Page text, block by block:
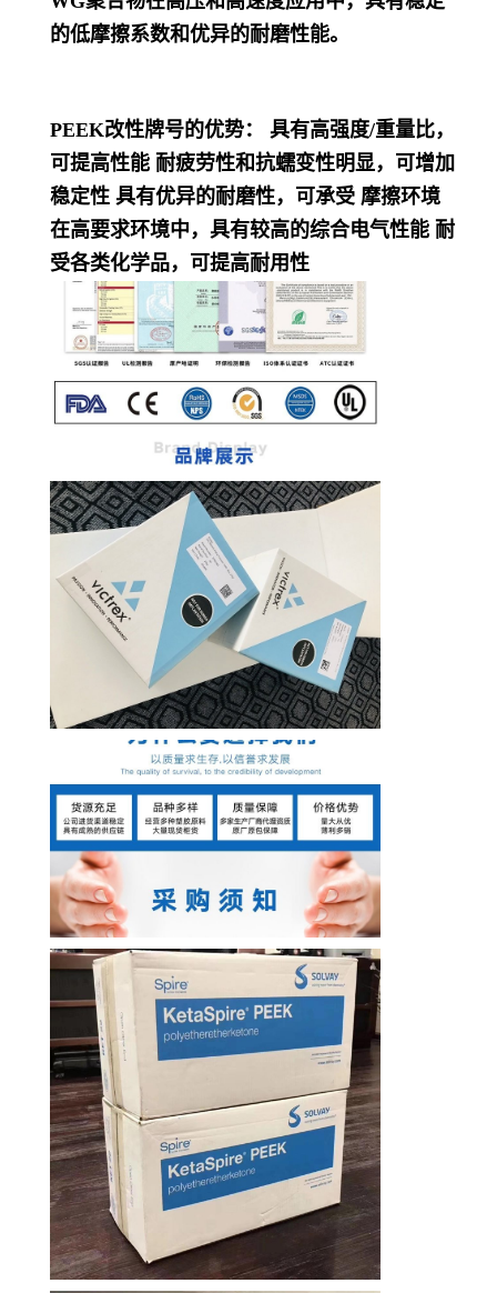
的低摩擦系数和优异的耐磨性能。
PEEK改性牌号的优势： 具有高强度/重量比，
可提高性能 耐疲劳性和抗蠕变性明显，可增加
稳定性 具有优异的耐磨性，可承受 摩擦环境
在高要求环境中，具有较高的综合电气性能 耐
受各类化学品，可提高耐用性